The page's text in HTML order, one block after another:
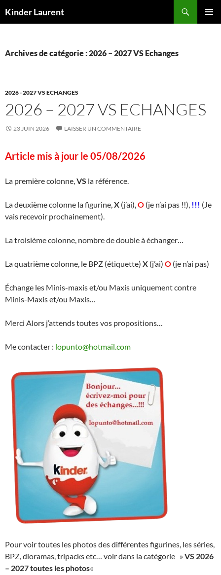
auKinder Laurent
Archives de catégorie : 2026 – 2027 VS Echanges
2026 - 2027 VS ECHANGES
2026 – 2027 VS ECHANGES
23 JUIN 2026 LAISSER UN COMMENTAIRE
Article mis à jour le 05/08/2026
La première colonne,VS la référence.
La deuxième colonne la figurine,X (j’ai),O (je n’ai pas !!), !!! (Je
vais recevoir prochainement).
La troisième colonne, nombre de double à échanger…
La quatrième colonne, le BPZ (étiquette) X (j’ai) O (je n’ai pas)
Échange les Minis-maxis et/ou Maxis uniquement contre
Minis-Maxis et/ou Maxis…
Merci Alors j’attends toutes vos propositions…
Me contacter : lopunto@hotmail.com
Pour voir toutes les photos des différentes figurines, les séries,
BPZ, dioramas, tripacks etc… voir dans la catégorie »VS 2026
– 2027 toutes les photos«